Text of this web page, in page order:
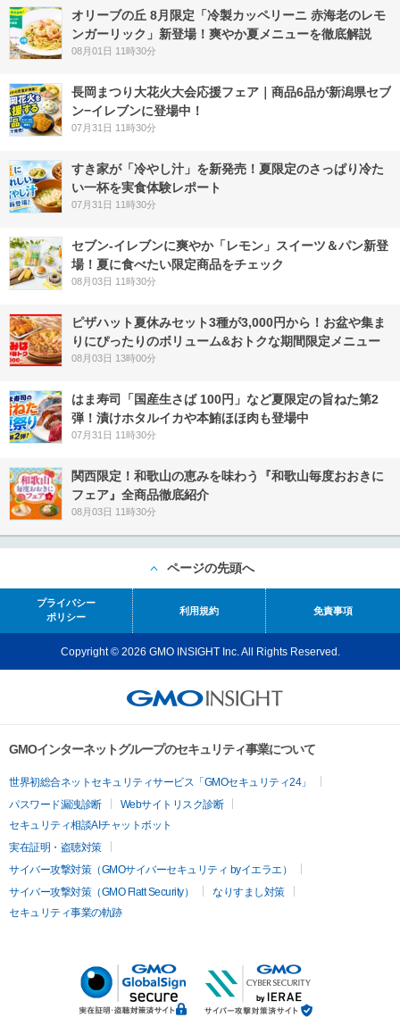
オリーブの丘 8月限定「冷製カッペリーニ 赤海老のレモ
ンガーリック」新登場！爽やか夏メニューを徹底解説
08月01日 11時30分
長岡まつり大花火大会応援フェア｜商品6品が新潟県セブ
ン−イレブンに登場中！
07月31日 11時30分
すき家が「冷やし汁」を新発売！夏限定のさっぱり冷た
い一杯を実食体験レポート
07月31日 11時30分
セブン‐イレブンに爽やか「レモン」スイーツ＆パン新登
場！夏に食べたい限定商品をチェック
08月03日 11時30分
ピザハット夏休みセット3種が3,000円から！お盆や集ま
りにぴったりのボリューム&おトクな期間限定メニュー
08月03日 13時00分
はま寿司「国産生さば 100円」など夏限定の旨ねた第2
弾！漬けホタルイカや本鮪ほほ肉も登場中
07月31日 11時30分
関西限定！和歌山の恵みを味わう『和歌山毎度おおきに
フェア』全商品徹底紹介
08月03日 11時30分
ページの先頭へ
プライバシー
ポリシー
利用規約 免責事項
Copyright © 2026 GMO INSIGHT Inc. All Rights Reserved.
GMOインターネットグループのセキュリティ事業について
世界初総合ネットセキュリティサービス「GMOセキュリティ24」
パスワード漏洩診断
Webサイトリスク診断
セキュリティ相談AIチャットボット
実在証明・盗聴対策
サイバー攻撃対策（GMOサイバーセキュリティ byイエラエ）
サイバー攻撃対策（GMO Flatt Security）
なりすまし対策
セキュリティ事業の軌跡